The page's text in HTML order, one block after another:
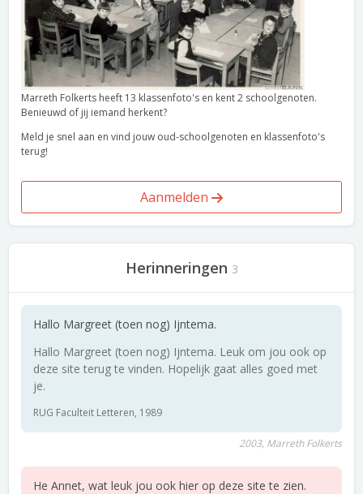
Marreth Folkerts heeft 13 klassenfoto's en kent 2 schoolgenoten.
Benieuwd of jij iemand herkent?
Meld je snel aan en vind jouw oud-schoolgenoten en klassenfoto's
terug!
Aanmelden
Herinneringen 3
Hallo Margreet (toen nog) Ijntema.
Hallo Margreet (toen nog) Ijntema. Leuk om jou ook op
deze site terug te vinden. Hopelijk gaat alles goed met
je.
RUG Faculteit Letteren, 1989
2003, Marreth Folkerts
He Annet, wat leuk jou ook hier op deze site te zien.